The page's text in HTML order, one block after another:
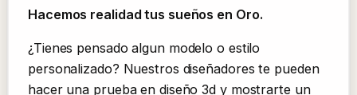
Hacemos realidad tus sueños en Oro.
¿Tienes pensado algun modelo o estilo
personalizado? Nuestros diseñadores te pueden
hacer una prueba en diseño 3d y mostrarte un